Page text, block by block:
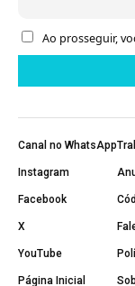
Ao prosseguir,
Canal no WhatsApp
Instagram
Facebook
X
YouTube
Página Inicial